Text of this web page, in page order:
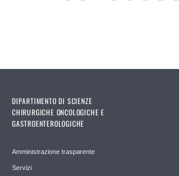
DIPARTIMENTO DI SCIENZE
CHIRURGICHE ONCOLOGICHE E
GASTROENTEROLOGICHE
Amministrazione trasparente
Servizi